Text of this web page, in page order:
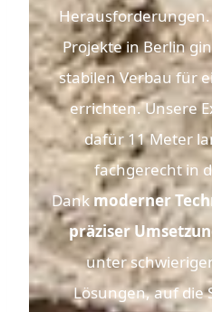
Projekte in Berlin
stabilen Verbau für
errichten. Unsere
dafür 11 Meter
fachgerecht in
Dankmoderner
präziser
unter
Lösungen, auf die